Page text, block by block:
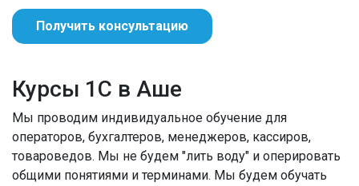
Получить консультацию
Курсы 1С в Аше
Мы проводим индивидуальное обучение для
операторов, бухгалтеров, менеджеров, кассиров,
товароведов. Мы не будем "лить воду" и оперировать
общими понятиями и терминами. Мы будем обучать